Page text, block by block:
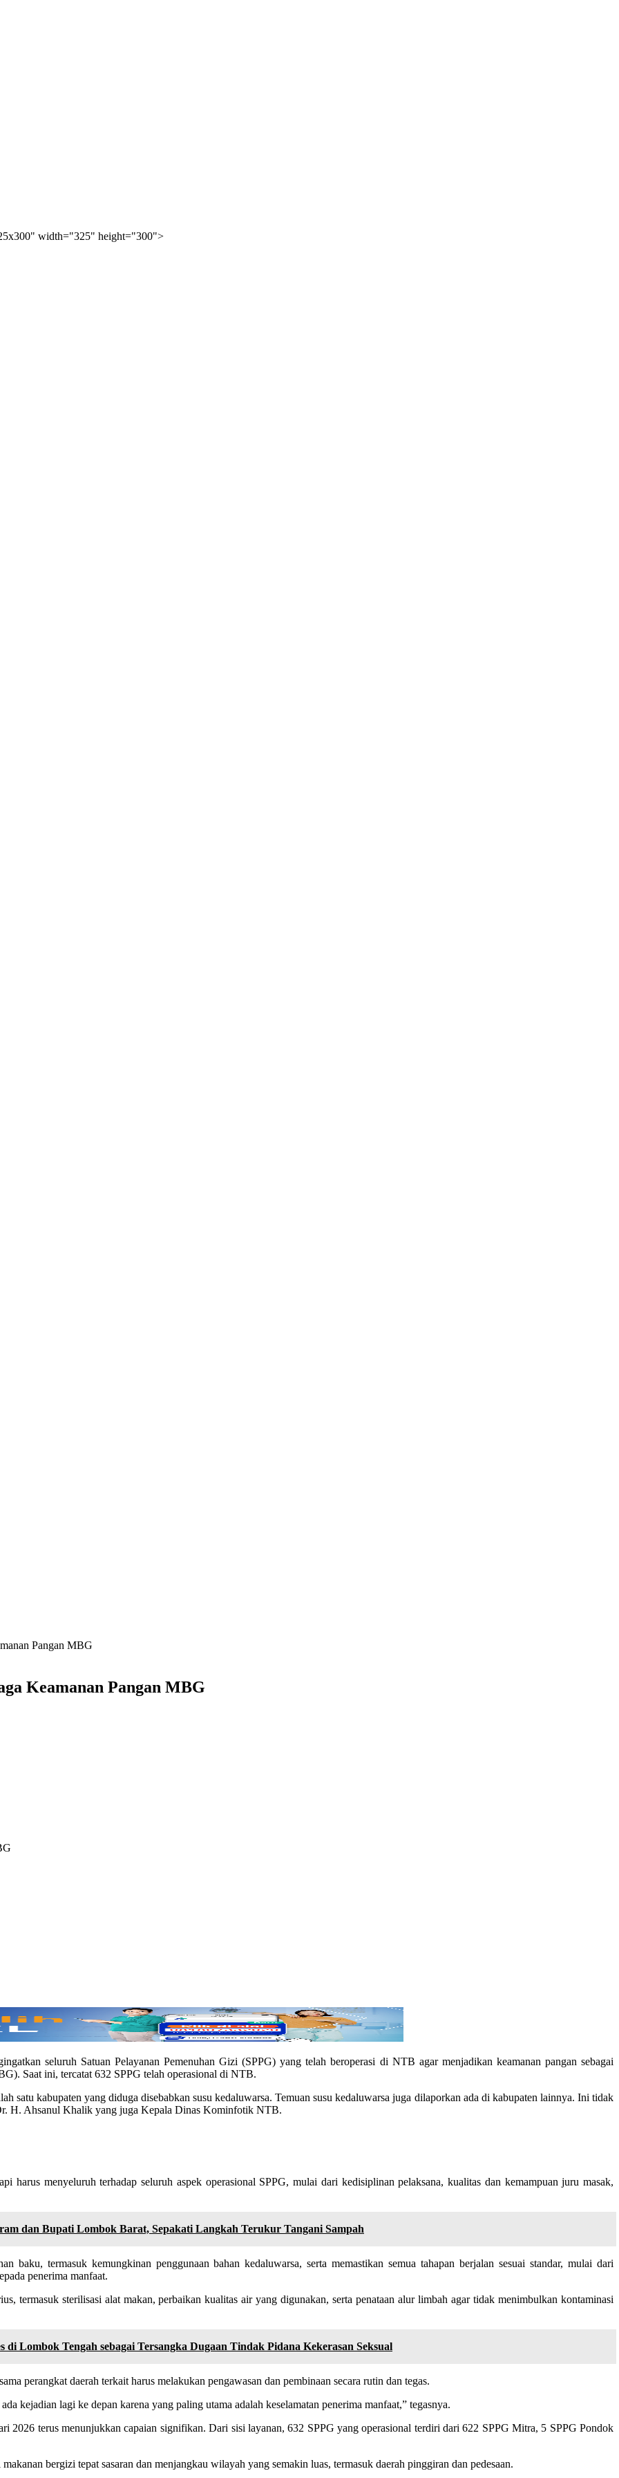
width="325" height="300">
Pangan MBG
Keamanan Pangan MBG
seluruh Satuan Pelayanan Pemenuhan Gizi (SPPG) yang telah beroperasi di NTB agar menjadikan keamanan pangan sebagai
Saat ini, tercatat 632 SPPG telah operasional di NTB.
satu kabupaten yang diduga disebabkan susu kedaluwarsa. Temuan susu kedaluwarsa juga dilaporkan ada di kabupaten lainnya. Ini tidak
H. Ahsanul Khalik yang juga Kepala Dinas Kominfotik NTB.
harus menyeluruh terhadap seluruh aspek operasional SPPG, mulai dari kedisiplinan pelaksana, kualitas dan kemampuan juru masak,
dan Bupati Lombok Barat, Sepakati Langkah Terukur Tangani Sampah
baku, termasuk kemungkinan penggunaan bahan kedaluwarsa, serta memastikan semua tahapan berjalan sesuai standar, mulai dari
penerima manfaat.
termasuk sterilisasi alat makan, perbaikan kualitas air yang digunakan, serta penataan alur limbah agar tidak menimbulkan kontaminasi
Lombok Tengah sebagai Tersangka Dugaan Tindak Pidana Kekerasan Seksual
perangkat daerah terkait harus melakukan pengawasan dan pembinaan secara rutin dan tegas.
kejadian lagi ke depan karena yang paling utama adalah keselamatan penerima manfaat,” tegasnya.
2026 terus menunjukkan capaian signifikan. Dari sisi layanan, 632 SPPG yang operasional terdiri dari 622 SPPG Mitra, 5 SPPG Pondok
bergizi tepat sasaran dan menjangkau wilayah yang semakin luas, termasuk daerah pinggiran dan pedesaan.